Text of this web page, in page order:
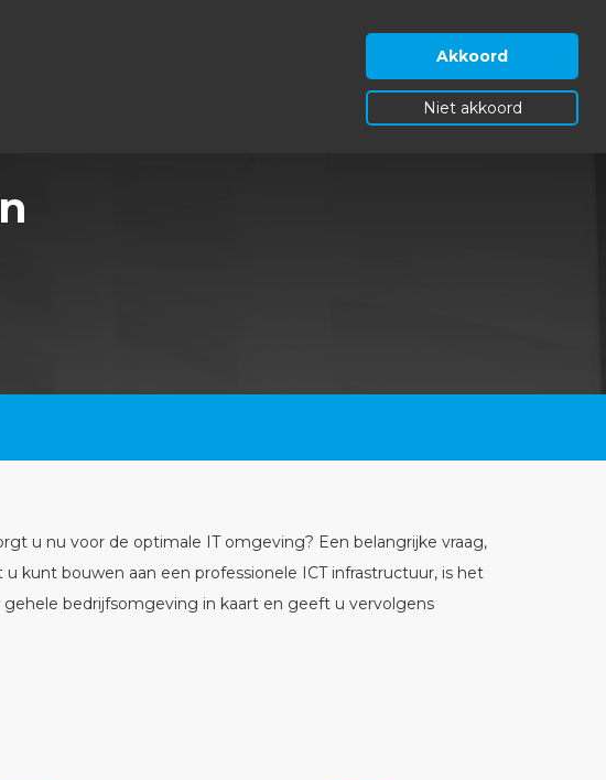
Akkoord
Niet akkoord
u nu voor de optimale IT omgeving? Een belangrijke vraag,
kunt bouwen aan een professionele ICT infrastructuur, is het
bedrijfsomgeving in kaart en geeft u vervolgens